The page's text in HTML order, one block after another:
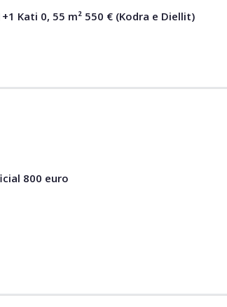
Kati 0, 55 m² 550 € (Kodra e Diellit)
800 euro